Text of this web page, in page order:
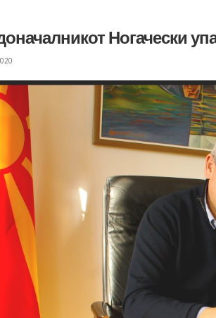
Ногачески